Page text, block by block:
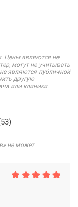
Цены являются не
могут не учитывать
являются публичной
другую
или клиники.
не может